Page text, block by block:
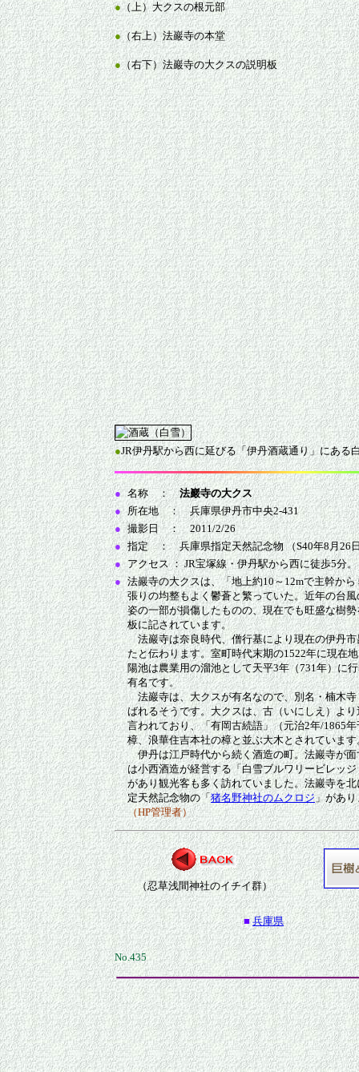
●（上）大クスの根元部
●（右上）法巖寺の本堂
●（右下）法巖寺の大クスの説明板
●JR伊丹駅から西に延びる「伊丹酒蔵通り」にある
● 名称 ：法巖寺の大クス
● 所在地 ： 兵庫県伊丹市中央2-431
● 撮影日 ： 2011/2/26
● 指定 ： 兵庫県指定天然記念物 （S40年8月26
● アクセス ： JR宝塚線・伊丹駅から西に徒歩5分。
● 法巖寺の大クスは、「地上約10～12mで主幹か
張りの均整もよく鬱蒼と繁っていた。近年の台
姿の一部が損傷したものの、現在でも旺盛な樹
板に記されています。
法巖寺は奈良時代、僧行基により現在の伊丹市
たと伝わります。室町時代末期の1522年に現在
陽池は農業用の溜池として天平3年（731年）に
有名です。
法巖寺は、大クスが有名なので、別名・楠木寺
ばれるそうです。大クスは、古（いにしえ）よ
言われており、「有岡古続語」（元治2年/1865
樟、浪華住吉本社の樟と並ぶ大木とされています
伊丹は江戸時代から続く酒造の町。法巖寺が面
は小西酒造が経営する「白雪ブルワリービレッ
があり観光客も多く訪れていました。法巖寺を
定天然記念物の「猪名野神社のムクロジ」があり
（HP管理者）
（忍草浅間神社のイチイ群）
■ 兵庫県
No.435